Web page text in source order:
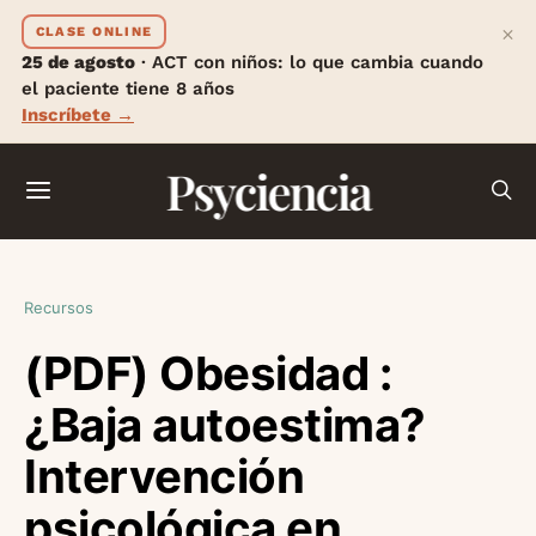
CLASE ONLINE
25 de agosto · ACT con niños: lo que cambia cuando
el paciente tiene 8 años
Inscríbete →
×
Psyciencia
Recursos
(PDF) Obesidad :
¿Baja autoestima?
Intervención